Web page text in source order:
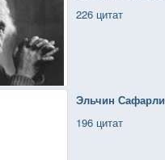
226 цитат
Эльчин Сафарли
196 цитат